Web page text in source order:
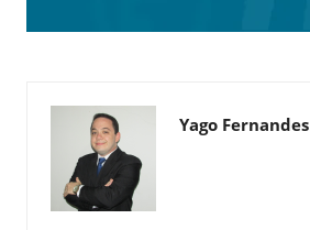
Yago Fernandes